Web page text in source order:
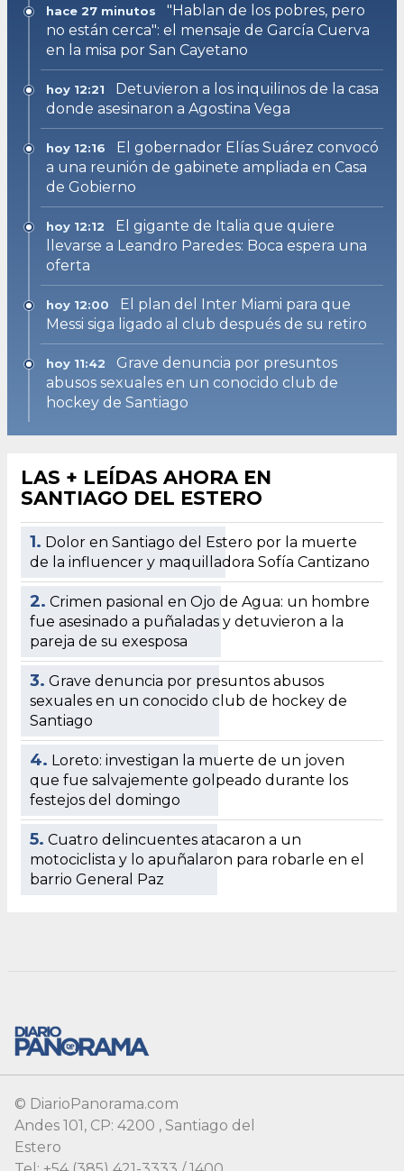
hace 27 minutos
"Hablan de los pobres, pero
no están cerca": el mensaje de García Cuerva
en la misa por San Cayetano
hoy 12:21
Detuvieron a los inquilinos de la casa
donde asesinaron a Agostina Vega
hoy 12:16
El gobernador Elías Suárez convocó
a una reunión de gabinete ampliada en Casa
de Gobierno
hoy 12:12
El gigante de Italia que quiere
llevarse a Leandro Paredes: Boca espera una
oferta
hoy 12:00
El plan del Inter Miami para que
Messi siga ligado al club después de su retiro
hoy 11:42
Grave denuncia por presuntos
abusos sexuales en un conocido club de
hockey de Santiago
LAS + LEÍDAS AHORA EN
SANTIAGO DEL ESTERO
1. Dolor en Santiago del Estero por la muerte
de la influencer y maquilladora Sofía Cantizano
2. Crimen pasional en Ojo de Agua: un hombre
fue asesinado a puñaladas y detuvieron a la
pareja de su exesposa
3. Grave denuncia por presuntos abusos
sexuales en un conocido club de hockey de
Santiago
4. Loreto: investigan la muerte de un joven
que fue salvajemente golpeado durante los
festejos del domingo
5. Cuatro delincuentes atacaron a un
motociclista y lo apuñalaron para robarle en el
barrio General Paz
© DiarioPanorama.com
Andes 101, CP: 4200 , Santiago del
Estero